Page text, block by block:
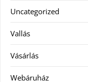
Uncategorized
Vallás
Vásárlás
Webáruház